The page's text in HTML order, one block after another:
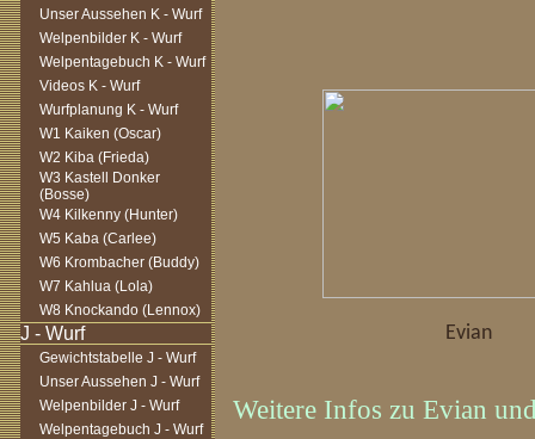
Unser Aussehen K - Wurf
Welpenbilder K - Wurf
Welpentagebuch K - Wurf
Videos K - Wurf
Wurfplanung K - Wurf
W1 Kaiken (Oscar)
W2 Kiba (Frieda)
W3 Kastell Donker
(Bosse)
W4 Kilkenny (Hunter)
W5 Kaba (Carlee)
W6 Krombacher (Buddy)
W7 Kahlua (Lola)
W8 Knockando (Lennox)
Gewichtstabelle J - Wurf
Unser Aussehen J - Wurf
Welpenbilder J - Wurf
Welpentagebuch J - Wurf
Evian
Weitere Infos zu Evian